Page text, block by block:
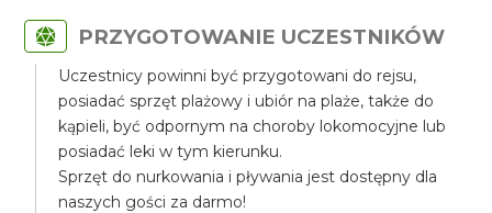
PRZYGOTOWANIE UCZESTNIKÓW
Uczestnicy powinni być przygotowani do rejsu,
posiadać sprzęt plażowy i ubiór na plaże, także do
kąpieli, być odpornym na choroby lokomocyjne lub
posiadać leki w tym kierunku.
Sprzęt do nurkowania i pływania jest dostępny dla
naszych gości za darmo!